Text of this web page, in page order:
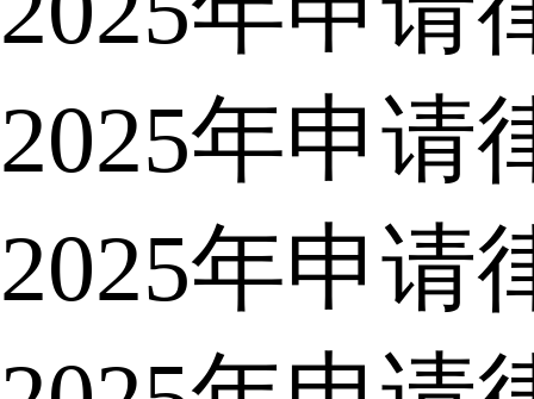
2025年申请
2025年申请